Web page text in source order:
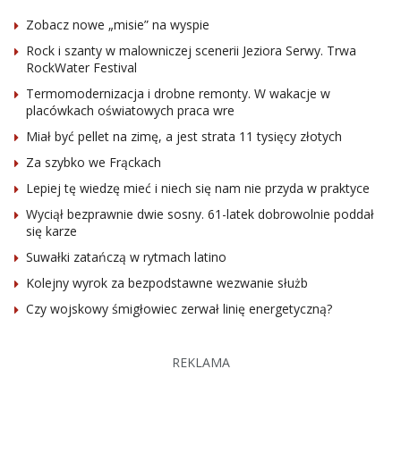
Zobacz nowe „misie” na wyspie
Rock i szanty w malowniczej scenerii Jeziora Serwy. Trwa
RockWater Festival
Termomodernizacja i drobne remonty. W wakacje w
placówkach oświatowych praca wre
Miał być pellet na zimę, a jest strata 11 tysięcy złotych
Za szybko we Frąckach
Lepiej tę wiedzę mieć i niech się nam nie przyda w praktyce
Wyciął bezprawnie dwie sosny. 61-latek dobrowolnie poddał
się karze
Suwałki zatańczą w rytmach latino
Kolejny wyrok za bezpodstawne wezwanie służb
Czy wojskowy śmigłowiec zerwał linię energetyczną?
REKLAMA